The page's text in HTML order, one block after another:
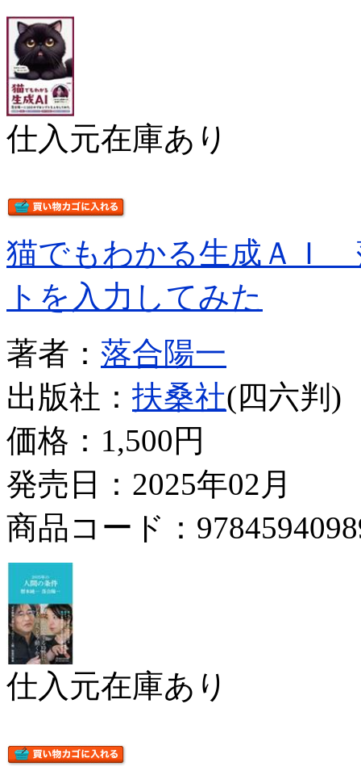
仕入元在庫あり
猫でもわかる生成ＡＩ
トを入力してみた
著者： 落合陽一
出版社： 扶桑社(四六判)
価格： 1,500円
発売日：2025年02月
商品コード：
仕入元在庫あり